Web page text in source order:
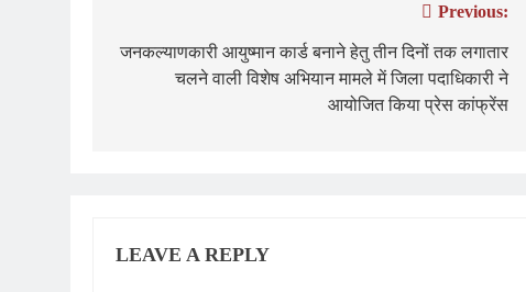
navigation
Previous:
जनकल्याणकारी आयुष्मान कार्ड बनाने हेतु तीन दिनों तक लगातार
चलने वाली विशेष अभियान मामले में जिला पदाधिकारी ने
आयोजित किया प्रेस कांफ्रेंस
LEAVE A REPLY